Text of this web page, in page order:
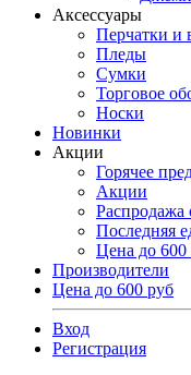
Аксессуары
Перчатки и
Пледы
Сумки
Торговое
Носки
Новинки
Акции
Горячее
Акции
Распродажа
Последняя
Цена до 600
Производители
Цена до 600 руб
Вход
Регистрация